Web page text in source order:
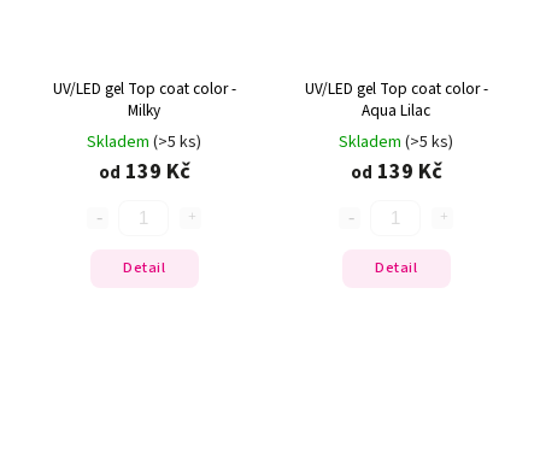
UV/LED gel Top coat color -
Milky
Skladem (>5 ks)
od 139 Kč
Detail
UV/LED gel Top coat color -
Aqua Lilac
Skladem (>5 ks)
od 139 Kč
Detail